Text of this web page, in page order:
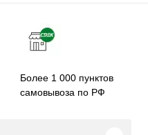
Более 1 000 пунктов
самовывоза по РФ